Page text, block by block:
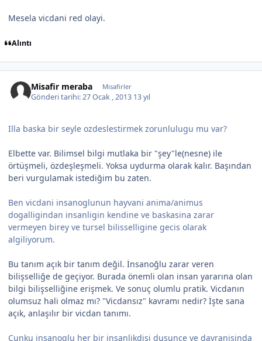
Mesela vicdani red olayi.
Alıntı
Misafir meraba Misafirler
Gönderi tarihi:27 Ocak , 2013 13 yıl
Illa baska bir seyle ozdeslestirmek zorunlulugu mu var?
Elbette var. Bilimsel bilgi mutlaka bir "şey"le(nesne) ile
örtüşmeli, özdeşleşmeli. Yoksa uydurma olarak kalır. Başından
beri vurgulamak istediğim bu zaten.
Ben vicdani insanoglunun hayvani anima/animus
dogalligindan insanligin kendine ve baskasina zarar
vermeyen birey ve tursel bilisselligine gecis olarak
algiliyorum.
Bu tanım açık bir tanım değil. İnsanoğlu zarar veren
bilişselliğe de geçiyor. Burada önemli olan insan yararına olan
bilgi bilişselliğine erişmek. Ve sonuç olumlu pratik. Vicdanın
olumsuz hali olmaz mı? "Vicdansız" kavramı nedir? İşte sana
açık, anlaşılır bir vicdan tanımı.
Cunku insanoglu her bir insanlikdisi dusunce ve davranisinda